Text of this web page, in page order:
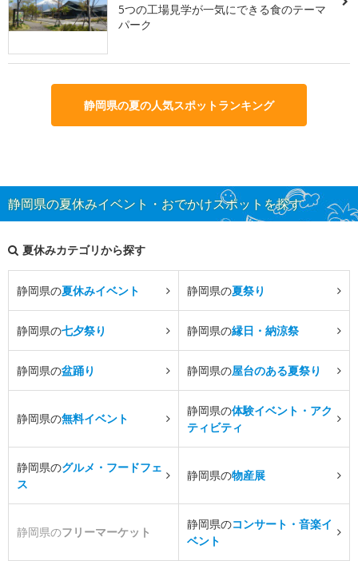
5つの工場見学が一気にできる食のテーマ
パーク
静岡県の夏の人気スポットランキング
静岡県の夏休みイベント・おでかけスポットを探す
夏休みカテゴリから探す
静岡県の夏休みイベント 静岡県の夏祭り
静岡県の七夕祭り 静岡県の縁日・納涼祭
静岡県の盆踊り 静岡県の屋台のある夏祭り
静岡県の無料イベント
静岡県の体験イベント・アク
ティビティ
静岡県のグルメ・フードフェ
ス
静岡県の物産展
静岡県のフリーマーケット
静岡県のコンサート・音楽イ
ベント